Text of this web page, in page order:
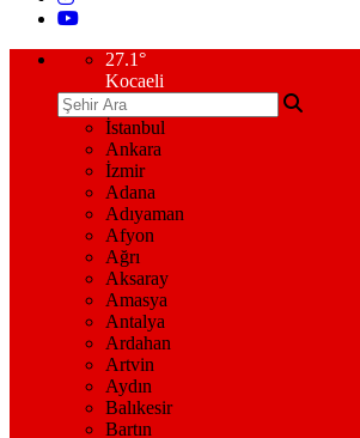
27.1°
Kocaeli
İstanbul
Ankara
İzmir
Adana
Adıyaman
Afyon
Ağrı
Aksaray
Amasya
Antalya
Ardahan
Artvin
Aydın
Balıkesir
Bartın